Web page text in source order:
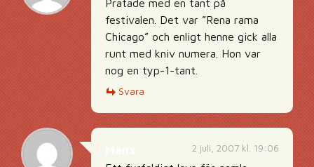
Pratade med en tant på
festivalen. Det var ”Rena rama
Chicago” och enligt henne gick alla
runt med kniv numera. Hon var
nog en typ-1-tant.
Svara
2 juli, 2007 kl. 19:06